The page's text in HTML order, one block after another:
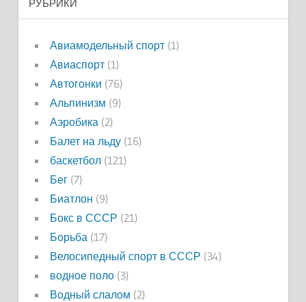
РУБРИКИ
Авиамодельный спорт(1)
Авиаспорт(1)
Автогонки (76)
Альпинизм (9)
Аэробика (2)
Балет на льду(16)
баскетбол(121)
Бег(7)
Биатлон (9)
Бокс в СССР (21)
Борьба (17)
Велосипедный спорт в СССР (34)
водное поло(3)
Водный слалом (2)